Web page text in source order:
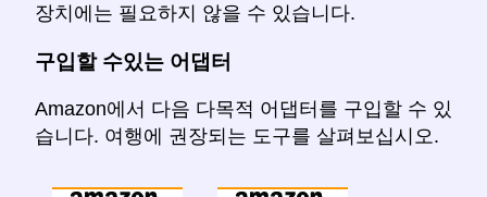
장치에는 필요하지 않을 수 있습니다.
구입할 수있는 어댑터
Amazon에서 다음 다목적 어댑터를 구입할 수 있
습니다. 여행에 권장되는 도구를 살펴보십시오.